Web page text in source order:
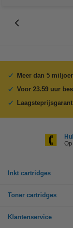
Meer dan 5
Voor 23.59 uur
Inkt cartridges
Toner cartridges
Klantenservice